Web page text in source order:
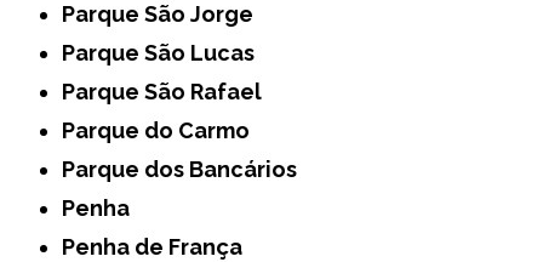
Parque São Jorge
Parque São Lucas
Parque São Rafael
Parque do Carmo
Parque dos Bancários
Penha
Penha de França